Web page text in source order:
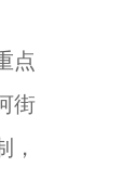
点
街
，